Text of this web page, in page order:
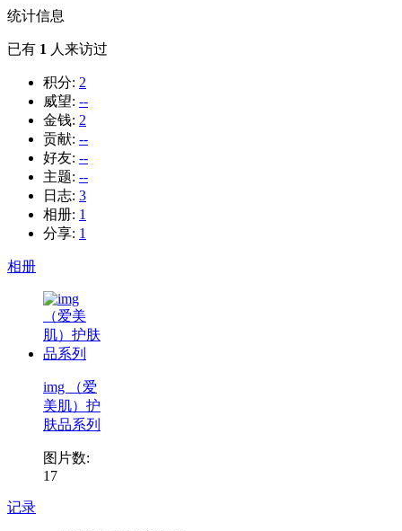
统计信息
已有 1 人来访过
积分: 2
威望: --
金钱: 2
贡献: --
好友: --
主题: --
日志: 3
相册: 1
分享: 1
相册
img （爱
美肌）护
肤品系列
图片数:
17
记录